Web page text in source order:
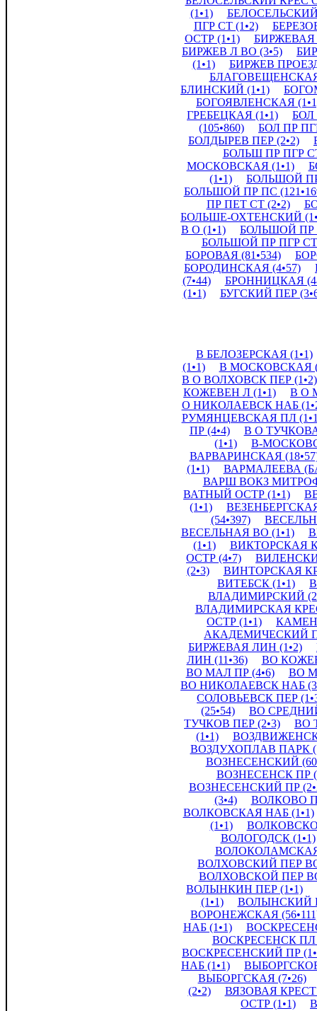
(1•1)
БЕЛОСЕЛЬСКИЙ
ПГР СТ (1•2)
ОСТР (1•1)
БИРЖЕВАЯ
БИРЖЕВ Л ВО (3•5)
(1•1)
БИРЖЕВ
БЛАГОВЕЩЕНСКАЯ
БЛИНСКИЙ (1•1)
БОГОЯВЛЕНСКАЯ
ГРЕБЕЦКАЯ (1•1)
БОЛ
(105•860)
БОЛ ПР
БОЛДЫРЕВ ПЕР (2•2)
БОЛЬШ ПР ПГР
МОСКОВСКАЯ (1•1)
(1•1)
БОЛЬШОЙ ПР
БОЛЬШОЙ ПР ПС
ПР ПЕТ СТ (2•2)
БОЛЬШЕ-ОХТЕНСКИЙ
В О (1•1)
БОЛЬШОЙ ПР
БОЛЬШОЙ ПР ПГР
БОРОВАЯ (81•534)
БОРОДИНСКАЯ (4•57)
(7•44)
БРОННИЦКАЯ
(1•1)
БУГСКИЙ ПЕР
В БЕЛОЗЕРСКАЯ (1•1)
(1•1)
В МОСКОВСКАЯ
В О ВОЛХОВСК ПЕР (1•2)
КОЖЕВЕН Л (1•1)
В О
О НИКОЛАЕВСК НАБ
РУМЯНЦЕВСКАЯ ПЛ
ПР (4•4)
В О
(1•1)
В-
ВАРВАРИНСКАЯ
(1•1)
ВАРМАЛЕЕВА
ВАРШ ВОКЗ
ВАТНЫЙ ОСТР (1•1)
(1•1)
ВЕЗЕНБЕРГСКАЯ
(54•397)
ВЕСЕЛЬНАЯ ВО (1•1)
(1•1)
ВИКТОРСКАЯ
ОСТР (4•7)
(2•3)
ВИНТОРСКАЯ
ВИТЕБСК (1•1)
ВЛАДИМИРСКИЙ
ВЛАДИМИРСКАЯ
ОСТР (1•1)
АКАДЕМИЧЕСКИЙ
БИРЖЕВАЯ ЛИН (1•2)
ЛИН (11•36)
ВО
ВО МАЛ ПР (4•6)
ВО
ВО НИКОЛАЕВСК НАБ
СОЛОВЬЕВСК ПЕР
(25•54)
ВО
ТУЧКОВ ПЕР (2•3)
ВО
(1•1)
ВОЗДУХОПЛАВ ПАРК
ВОЗНЕСЕНСКИЙ
ВОЗНЕСЕНСК ПР
ВОЗНЕСЕНСКИЙ ПР
(3•4)
ВОЛКОВО
ВОЛКОВСКАЯ НАБ (1•1)
(1•1)
ВОЛОГОДСК (1•1)
ВОЛОКОЛАМСКАЯ
ВОЛХОВСКИЙ ПЕР ВО
ВОЛХОВСКОЙ ПЕР ВО
ВОЛЫНКИН ПЕР (1•1)
(1•1)
ВОЛЫНСКИЙ
ВОРОНЕЖСКАЯ
НАБ (1•1)
ВОСКРЕСЕНСК ПЛ
ВОСКРЕСЕНСКИЙ ПР
НАБ (1•1)
ВЫБОРГСКАЯ (7•26)
(2•2)
ВЯЗОВАЯ КРЕСТ
ОСТР (1•1)